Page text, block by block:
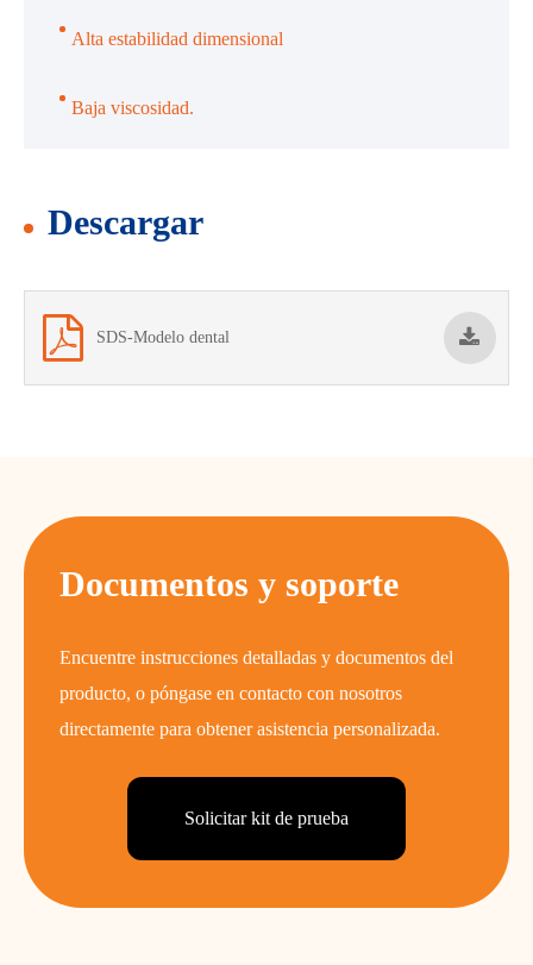
Alta estabilidad dimensional
Baja viscosidad.
Descargar
SDS-Modelo dental
Documentos y soporte
Encuentre instrucciones detalladas y documentos del
producto, o póngase en contacto con nosotros
directamente para obtener asistencia personalizada.
Solicitar kit de prueba